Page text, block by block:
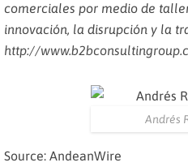
comerciales por medio de
innovación, la disrupción y la
http://
Andrés
Source: AndeanWire